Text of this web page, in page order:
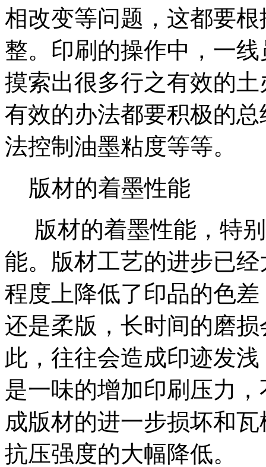
相改变等问题，这都要
整。印刷的操作中，一
摸索出很多行之有效的
有效的办法都要积极的
法控制油墨粘度等等。
版材的着墨性能
版材的着墨性能，特
能。版材工艺的进步已
程度上降低了印品的色
还是柔版，长时间的磨
此，往往会造成印迹发
是一味的增加印刷压力
成版材的进一步损坏和
抗压强度的大幅降低。